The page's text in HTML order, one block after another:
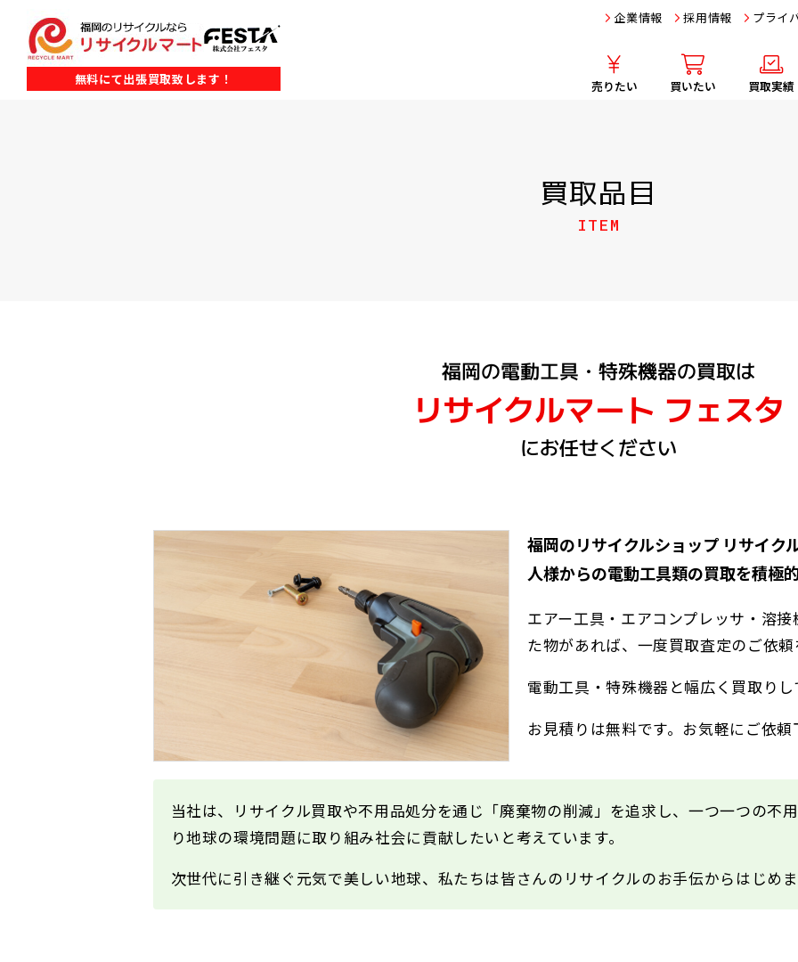
無料にて出張買取致します！
企業情報 採用情報 プライ
売りたい 買いたい 買取実績
買取品目
ITEM
福岡の電動工具・特殊機器の買取は
リサイクルマート フェスタ
にお任せください
福岡のリサイクルショップ リサイク
人様からの電動工具類の買取を積極
エアー工具・エアコンプレッサ・溶
た物があれば、一度買取査定のご依
電動工具・特殊機器と幅広く買取りし
お見積りは無料です。お気軽にご依
当社は、リサイクル買取や不用品処分を通じ「廃棄物の削減」を追求し、一つ一つの不
り地球の環境問題に取り組み社会に貢献したいと考えています。
次世代に引き継ぐ元気で美しい地球、私たちは皆さんのリサイクルのお手伝からはじめ